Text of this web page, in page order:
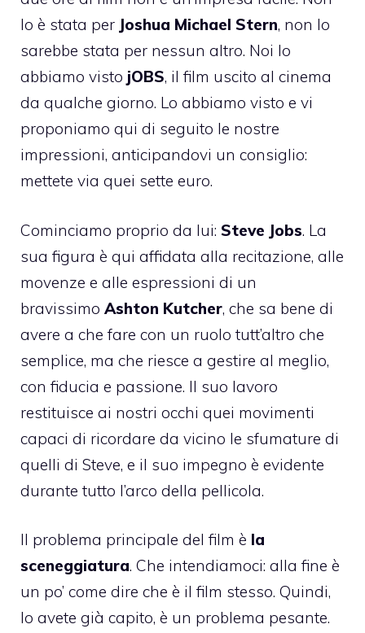
lo è stata per Joshua Michael Stern, non lo
sarebbe stata per nessun altro. Noi lo
abbiamo visto jOBS, il film uscito al cinema
da qualche giorno. Lo abbiamo visto e vi
proponiamo qui di seguito le nostre
impressioni, anticipandovi un consiglio:
mettete via quei sette euro.
Cominciamo proprio da lui: Steve Jobs. La
sua figura è qui affidata alla recitazione, alle
movenze e alle espressioni di un
bravissimo Ashton Kutcher, che sa bene di
avere a che fare con un ruolo tutt’altro che
semplice, ma che riesce a gestire al meglio,
con fiducia e passione. Il suo lavoro
restituisce ai nostri occhi quei movimenti
capaci di ricordare da vicino le sfumature di
quelli di Steve, e il suo impegno è evidente
durante tutto l’arco della pellicola.
Il problema principale del film è la
sceneggiatura. Che intendiamoci: alla fine è
un po’ come dire che è il film stesso. Quindi,
lo avete già capito, è un problema pesante.